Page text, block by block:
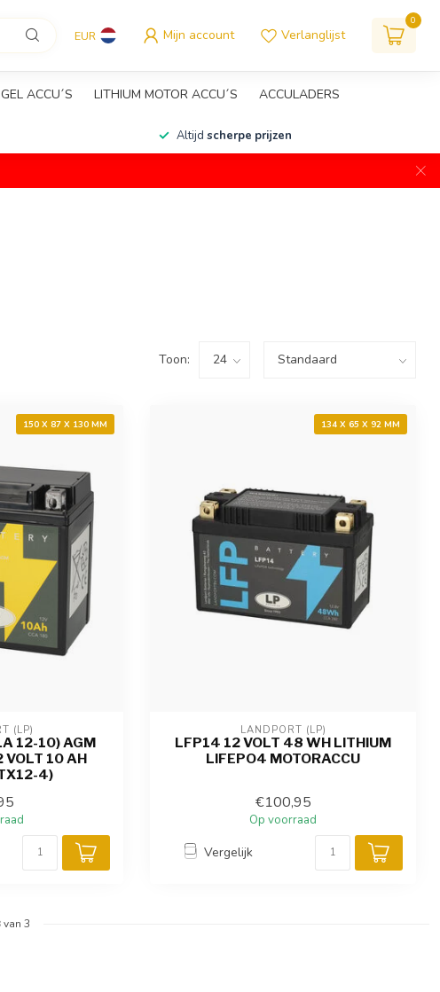
EUR Mijn account Verlanglijst
0
ACCU´S LITHIUM MOTOR ACCU´S ACCULADERS
Altijd scherpe prijzen
Toon:
150 X 87 X 130 MM
(LP)
12-10) AGM
VOLT 10 AH
4)
134 X 65 X 92 MM
LANDPORT (LP)
LFP14 12 VOLT 48 WH LITHIUM
LIFEPO4 MOTORACCU
€100,95
Op voorraad
Vergelijk
van 3